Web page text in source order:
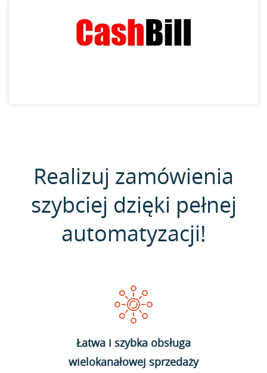
Realizuj zamówienia
szybciej dzięki pełnej
automatyzacji!
Łatwa i szybka obsługa
wielokanałowej sprzedaży